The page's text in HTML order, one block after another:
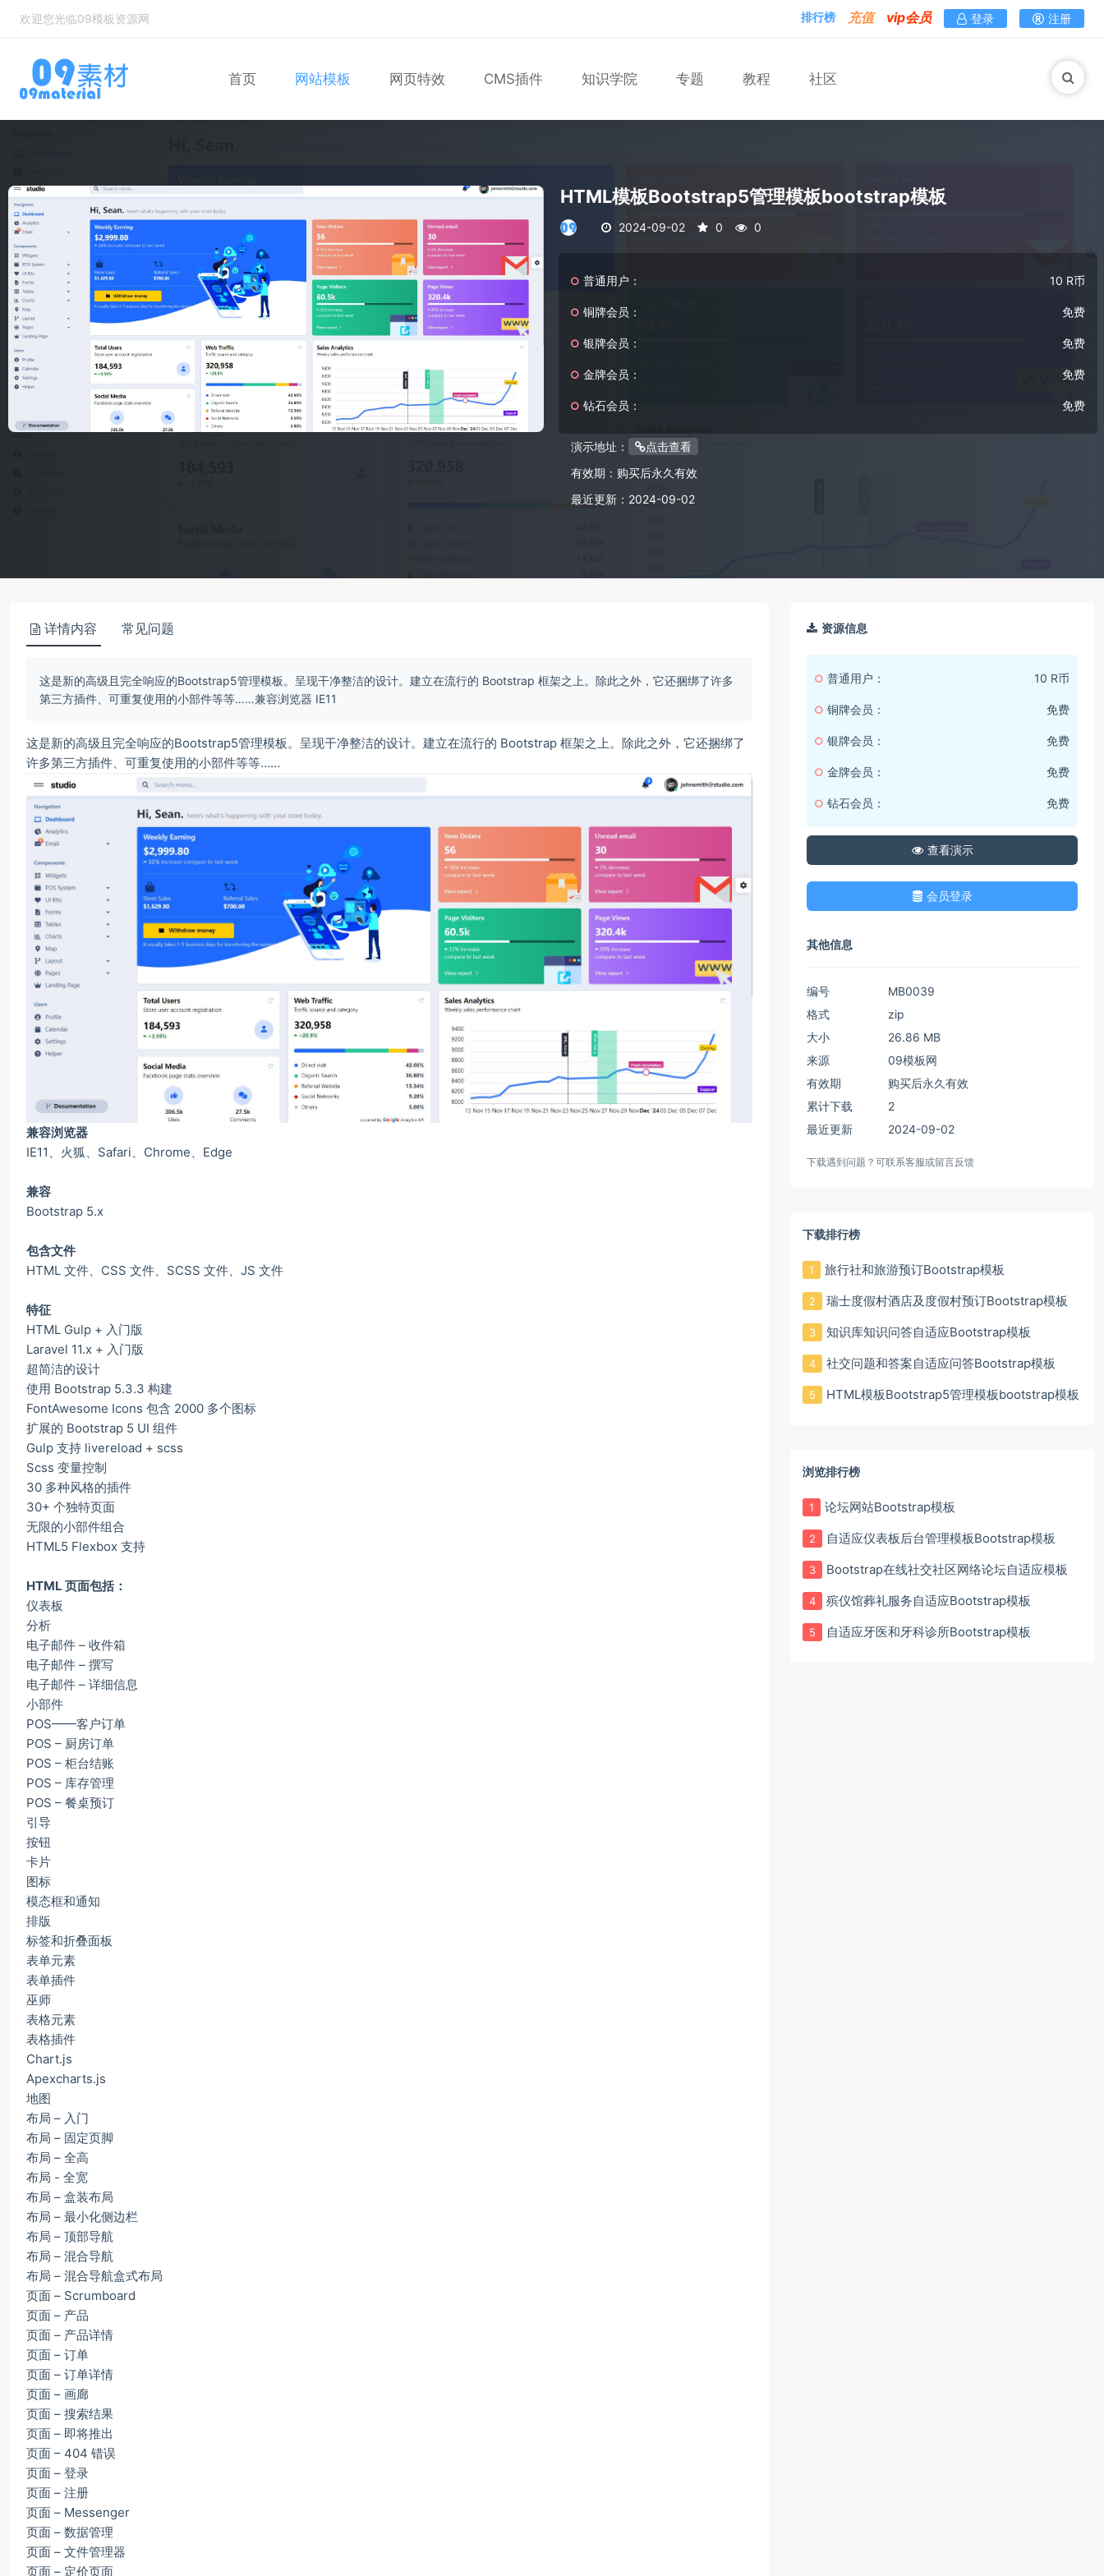
欢迎您光临09模板资源网 排行榜 充值 vip会员 登录 注册
首页 网站模板 网页特效 CMS插件 知识学院 专题 教程 社区
HTML模板Bootstrap5管理模板bootstrap模板
2024-09-02 0 0
普通用户： 10 R币
铜牌会员： 免费
银牌会员： 免费
金牌会员： 免费
钻石会员： 免费
演示地址：
点击查看
有效期： 购买后永久有效
最近更新： 2024-09-02
详情内容 常见问题
这是新的高级且完全响应的Bootstrap5管理模板。呈现干净整洁的设计。建立在流行的 Bootstrap 框架之上。除此之外，它还捆绑了许多
第三方插件、可重复使用的小部件等等……兼容浏览器 IE11
这是新的高级且完全响应的Bootstrap5管理模板。呈现干净整洁的设计。建立在流行的 Bootstrap 框架之上。除此之外，它还捆绑了
许多第三方插件、可重复使用的小部件等等……
兼容浏览器
IE11、火狐、Safari、Chrome、Edge
兼容
Bootstrap 5.x
包含文件
HTML 文件、CSS 文件、SCSS 文件、JS 文件
特征
HTML Gulp + 入门版
Laravel 11.x + 入门版
超简洁的设计
使用 Bootstrap 5.3.3 构建
FontAwesome Icons 包含 2000 多个图标
扩展的 Bootstrap 5 UI 组件
Gulp 支持 livereload + scss
Scss 变量控制
30 多种风格的插件
30+ 个独特页面
无限的小部件组合
HTML5 Flexbox 支持
HTML 页面包括：
仪表板
分析
电子邮件 – 收件箱
电子邮件 – 撰写
电子邮件 – 详细信息
小部件
POS——客户订单
POS – 厨房订单
POS – 柜台结账
POS – 库存管理
POS – 餐桌预订
引导
按钮
卡片
图标
模态框和通知
排版
标签和折叠面板
表单元素
表单插件
巫师
表格元素
表格插件
Chart.js
Apexcharts.js
地图
布局 – 入门
布局 – 固定页脚
布局 – 全高
布局 - 全宽
布局 – 盒装布局
布局 – 最小化侧边栏
布局 – 顶部导航
布局 – 混合导航
布局 – 混合导航盒式布局
页面 – Scrumboard
页面 – 产品
页面 – 产品详情
页面 – 订单
页面 – 订单详情
页面 – 画廊
页面 – 搜索结果
页面 – 即将推出
页面 – 404 错误
页面 – 登录
页面 – 注册
页面 – Messenger
页面 – 数据管理
页面 – 文件管理器
页面 – 定价页面
资源信息
普通用户： 10 R币
铜牌会员： 免费
银牌会员： 免费
金牌会员： 免费
钻石会员： 免费
查看演示
会员登录
其他信息
编号
MB0039
格式
zip
大小
26.86 MB
来源
09模板网
有效期
购买后永久有效
累计下载
2
最近更新
2024-09-02
下载遇到问题？可联系客服或留言反馈
下载排行榜
1 旅行社和旅游预订Bootstrap模板
2 瑞士度假村酒店及度假村预订Bootstrap模板
3 知识库知识问答自适应Bootstrap模板
4 社交问题和答案自适应问答Bootstrap模板
5 HTML模板Bootstrap5管理模板bootstrap模板
浏览排行榜
1 论坛网站Bootstrap模板
2 自适应仪表板后台管理模板Bootstrap模板
3 Bootstrap在线社交社区网络论坛自适应模板
4 殡仪馆葬礼服务自适应Bootstrap模板
5 自适应牙医和牙科诊所Bootstrap模板